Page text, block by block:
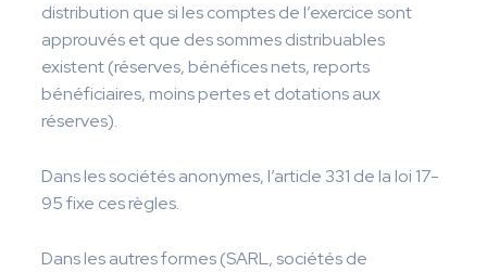
distribution que si les comptes de l’exercice sont
approuvés et que des sommes distribuables
existent (réserves, bénéfices nets, reports
bénéficiaires, moins pertes et dotations aux
réserves).
Dans les sociétés anonymes, l’article 331 de la loi 17-
95 fixe ces règles.
Dans les autres formes (SARL, sociétés de